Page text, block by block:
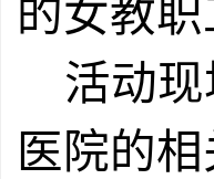
的女教职
活动
医院的